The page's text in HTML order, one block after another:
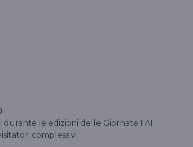
le edizioni delle Giornate FAI
complessivi